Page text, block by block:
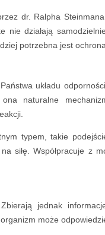
dr. Ralpha
nie działają
potrzebna jest ochrona.
układu
naturalne
typem, takie
siłę. Współpracuje z
jednak
może